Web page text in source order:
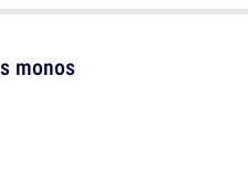
monos